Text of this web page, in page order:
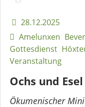
28.12.2025
Amelunxen
Gottesdienst
Veranstaltung
Ochs und
Ökumenischer